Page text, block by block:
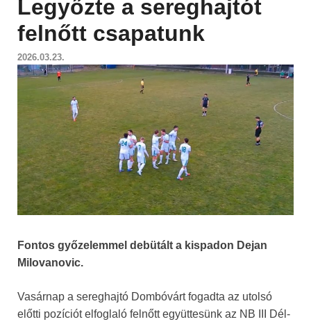
Legyőzte a sereghajtót
felnőtt csapatunk
2026.03.23.
Fontos győzelemmel debütált a kispadon Dejan
Milovanovic.
Vasárnap a sereghajtó Dombóvárt fogadta az utolsó
előtti pozíciót elfoglaló felnőtt együttesünk az NB III Dél-